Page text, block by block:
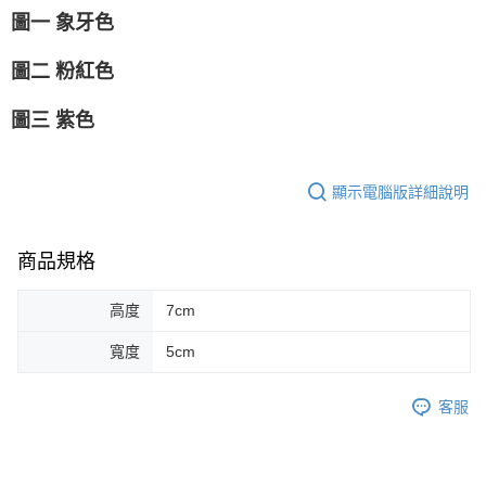
圖一 象牙色
圖二 粉紅色
圖三 紫色
顯示電腦版詳細說明
商品規格
高度 7cm
寬度 5cm
客服